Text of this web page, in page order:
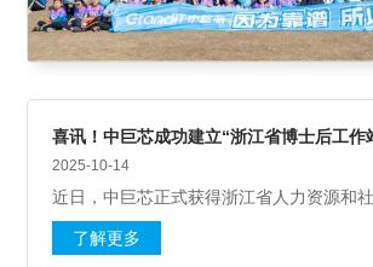
喜讯！中巨芯成功建立“浙江省博士后工作
2025-10-14
近日，中巨芯正式获得浙江省人力资源和
的 “浙江省博士后工作站”牌匾，标志着公
台建设迈入全新阶段，为技术创新与人才培
了解更多